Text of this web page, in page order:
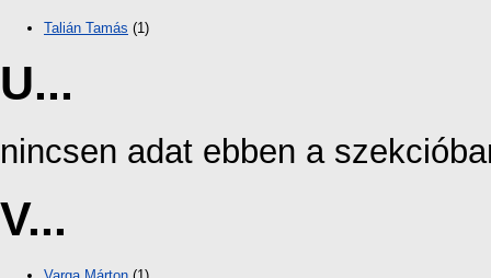
Talián Tamás (1)
U...
nincsen adat ebben a
V...